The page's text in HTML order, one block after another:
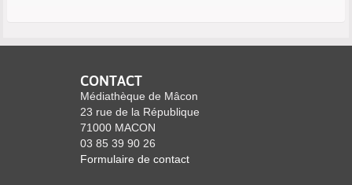
CONTACT
Médiathèque de Mâcon
23 rue de la République
71000 MACON
03 85 39 90 26
Formulaire de contact